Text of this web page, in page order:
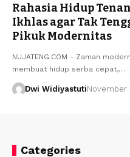
Rahasia Hidup
Ikhlas agar Tak
Pikuk Modernitas
NUJATENG.COM - Zaman
membuat hidup serba cepat,…
Dwi WidiyastutiNovember
Categories